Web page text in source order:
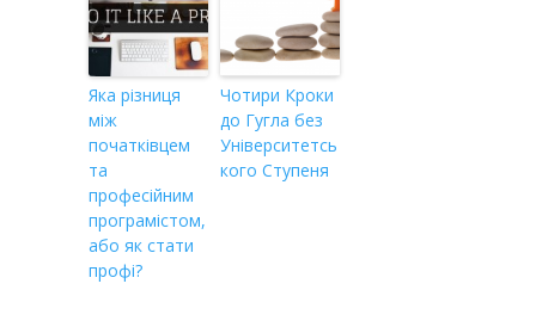
Яка різниця
між
початківцем
та
професійним
програмістом,
або як стати
профі?
Чотири Кроки
до Гугла без
Університетсь
кого Ступеня